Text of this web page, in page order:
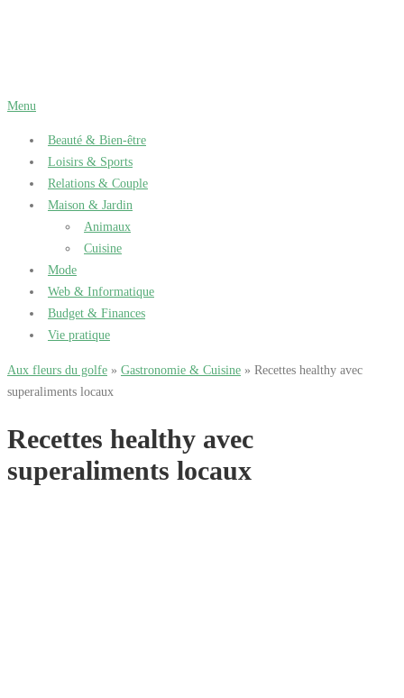
Menu
Beauté & Bien-être
Loisirs & Sports
Relations & Couple
Maison & Jardin
Animaux
Cuisine
Mode
Web & Informatique
Budget & Finances
Vie pratique
Aux fleurs du golfe » Gastronomie & Cuisine » Recettes healthy avec
superaliments locaux
Recettes healthy avec
superaliments locaux